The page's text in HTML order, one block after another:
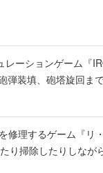
レーションゲーム『
弾装填、砲塔旋回ま
修理するゲーム『リ
り掃除したりしなが